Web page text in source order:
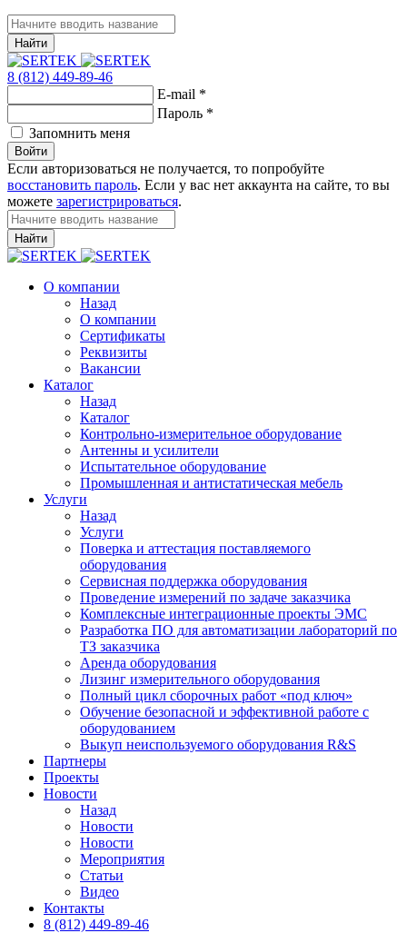
Найти
8 (812) 449-89-46
E-mail *
Пароль *
Запомнить меня
Войти
Если авторизоваться не получается, то попробуйте
восстановить пароль. Если у вас нет аккаунта на сайте, то вы
можете зарегистрироваться.
Найти
О компании
Назад
О компании
Сертификаты
Реквизиты
Вакансии
Каталог
Назад
Каталог
Контрольно-измерительное оборудование
Антенны и усилители
Испытательное оборудование
Промышленная и антистатическая мебель
Услуги
Назад
Услуги
Поверка и аттестация поставляемого
оборудования
Сервисная поддержка оборудования
Проведение измерений по задаче заказчика
Комплексные интеграционные проекты ЭМС
Разработка ПО для автоматизации лабораторий по
ТЗ заказчика
Аренда оборудования
Лизинг измерительного оборудования
Полный цикл сборочных работ «под ключ»
Обучение безопасной и эффективной работе с
оборудованием
Выкуп неиспользуемого оборудования R&S
Партнеры
Проекты
Новости
Назад
Новости
Новости
Мероприятия
Статьи
Видео
Контакты
8 (812) 449-89-46